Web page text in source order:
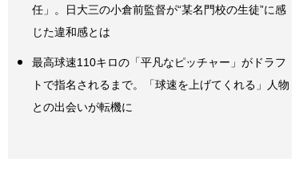
任」。日大三の小倉前監督が“某名門校の生徒”に感
じた違和感とは
最高球速110キロの「平凡なピッチャー」がドラフ
トで指名されるまで。「球速を上げてくれる」人物
との出会いが転機に